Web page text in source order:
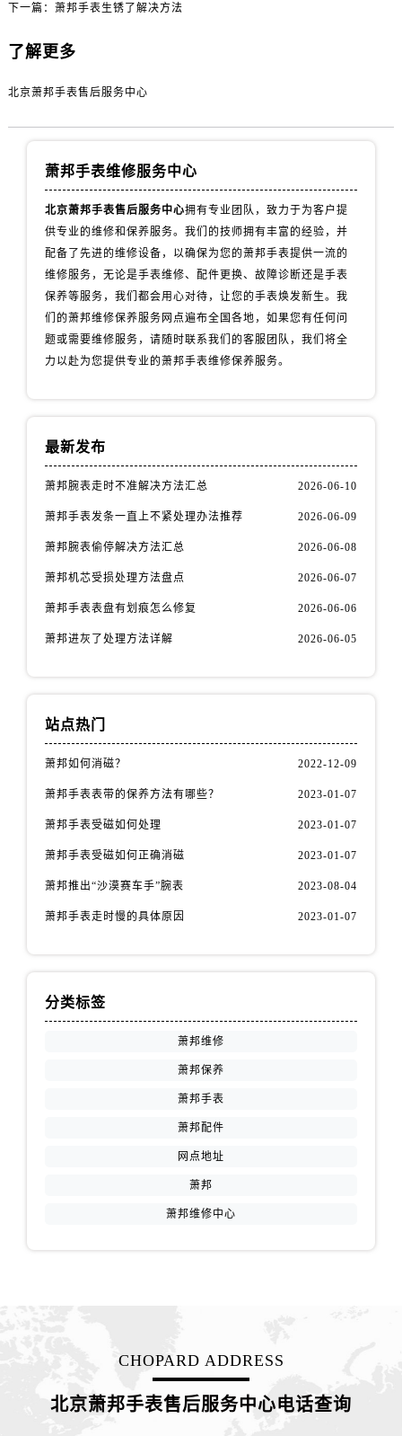
下一篇： 萧邦手表生锈了解决方法
了解更多
北京萧邦手表售后服务中心
萧邦手表维修服务中心
北京萧邦手表售后服务中心拥有专业团队，致力于为客户提
供专业的维修和保养服务。我们的技师拥有丰富的经验，并
配备了先进的维修设备，以确保为您的萧邦手表提供一流的
维修服务，无论是手表维修、配件更换、故障诊断还是手表
保养等服务，我们都会用心对待，让您的手表焕发新生。我
们的萧邦维修保养服务网点遍布全国各地，如果您有任何问
题或需要维修服务，请随时联系我们的客服团队，我们将全
力以赴为您提供专业的萧邦手表维修保养服务。
最新发布
萧邦腕表走时不准解决方法汇总 2026-06-10
萧邦手表发条一直上不紧处理办法推荐 2026-06-09
萧邦腕表偷停解决方法汇总 2026-06-08
萧邦机芯受损处理方法盘点 2026-06-07
萧邦手表表盘有划痕怎么修复 2026-06-06
萧邦进灰了处理方法详解 2026-06-05
站点热门
萧邦如何消磁？ 2022-12-09
萧邦手表表带的保养方法有哪些？ 2023-01-07
萧邦手表受磁如何处理 2023-01-07
萧邦手表受磁如何正确消磁 2023-01-07
萧邦推出“沙漠赛车手”腕表 2023-08-04
萧邦手表走时慢的具体原因 2023-01-07
分类标签
萧邦维修
萧邦保养
萧邦手表
萧邦配件
网点地址
萧邦
萧邦维修中心
CHOPARD ADDRESS
北京萧邦手表售后服务中心电话查询